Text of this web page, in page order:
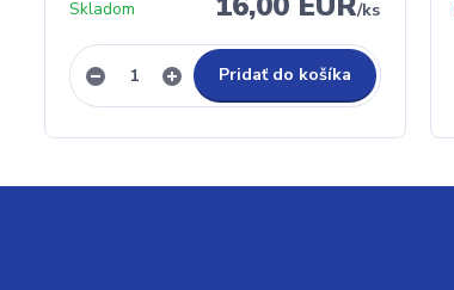
/ks
Skladom
Pridať do košíka